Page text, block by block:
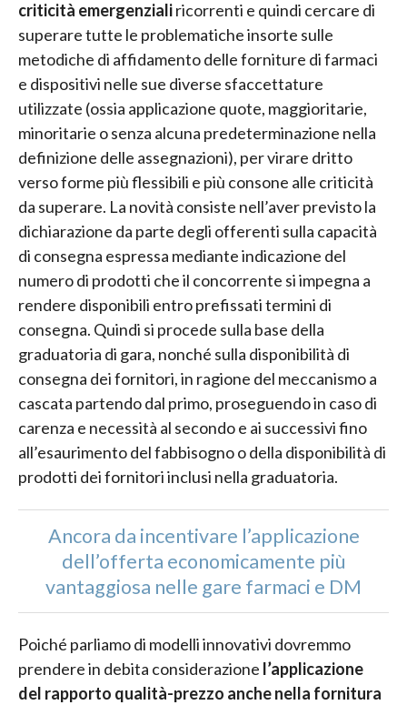
criticità emergenzialiricorrenti e quindi cercare di
superare tutte le problematiche insorte sulle
metodiche di affidamento delle forniture di farmaci
e dispositivi nelle sue diverse sfaccettature
utilizzate (ossia applicazione quote, maggioritarie,
minoritarie o senza alcuna predeterminazione nella
definizione delle assegnazioni), per virare dritto
verso forme più flessibili e più consone alle criticità
da superare. La novità consiste nell’aver previsto la
dichiarazione da parte degli offerenti sulla capacità
di consegna espressa mediante indicazione del
numero di prodotti che il concorrente si impegna a
rendere disponibili entro prefissati termini di
consegna. Quindi si procede sulla base della
graduatoria di gara, nonché sulla disponibilità di
consegna dei fornitori, in ragione del meccanismo a
cascata partendo dal primo, proseguendo in caso di
carenza e necessità al secondo e ai successivi fino
all’esaurimento del fabbisogno o della disponibilità di
prodotti dei fornitori inclusi nella graduatoria.
Ancora da incentivare l’applicazione
dell’offerta economicamente più
vantaggiosa nelle gare farmaci e DM
Poiché parliamo di modelli innovativi dovremmo
prendere in debita considerazione l’applicazione
del rapporto qualità-prezzo anche nella fornitura